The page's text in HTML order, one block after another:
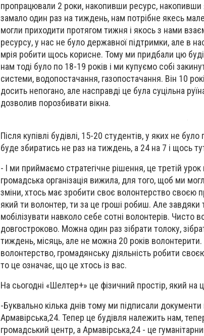
пропрацювали 2 роки, накопивши ресурс, накопивши
замало один раз на тиждень, нам потрібне якесь
могли приходити протягом тижня і якось з нами
ресурсу, у нас не було державної підтримки, але в
мрія робити щось корисне. Тому ми придбали цю
нам тоді було по 18-19 років і ми купуємо собі
системи, водопостачання, газопостачання. Він 10
досить непогано, але насправді це була суцільна
дозволив порозбивати вікна.
Після купівлі будівлі, 15-20 студентів, у яких не
буде збиратись не раз на тиждень, а 24 на 7 і щось
- І ми приймаємо стратегічне рішення, це третій
громадська організація вижила, для того, щоб ми
зміни, хтось має зробити своє волонтерство своєю
який ти волонтер, ти за це гроші робиш. Але
мобілізувати навколо себе сотні волонтерів.
довгостроково. Можна один раз зібрати толоку,
тиждень, місяць, але не можна 20 років
волонтерство, громадянську діяльність робити
то це означає, що це хтось із вас.
На сьогодні «Шелтер+» це фізичний простір, який на
-Буквально кілька днів тому ми підписали
Армавірська,24. Тепер це будівля належить нам,
громадський центр, а Армавірська,24 - це